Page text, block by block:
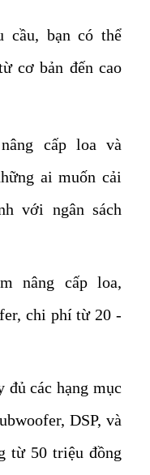
cầu, bạn có thể
cơ bản đến cao
cấp loa và
ai muốn cải
với ngân sách
nâng cấp loa,
chi phí từ 20 -
đủ các hạng mục
DSP, và
từ 50 triệu đồng